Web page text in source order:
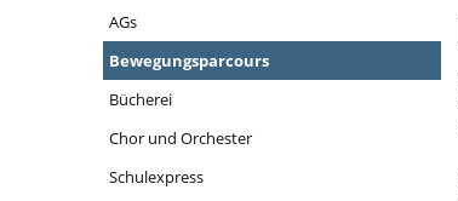
Schulleben
AGs
Bewegungsparcours
Bücherei
Chor und Orchester
Schulexpress